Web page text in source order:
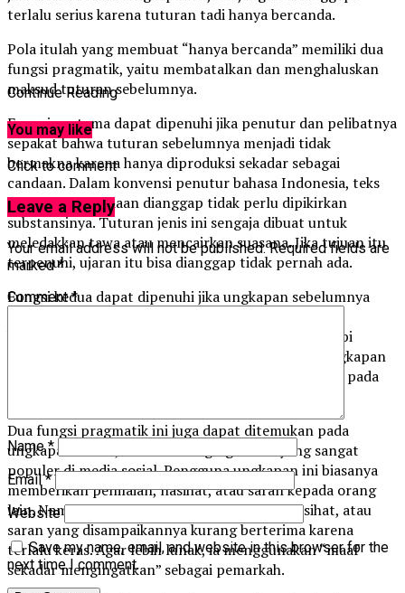
terlalu serius karena tuturan tadi hanya bercanda.
Pola itulah yang membuat “hanya bercanda” memiliki dua
fungsi pragmatik, yaitu membatalkan dan menghaluskan
maksud tuturan sebelumnya.
Fungsi pertama dapat dipenuhi jika penutur dan pelibatnya
sepakat bahwa tuturan sebelumnya menjadi tidak
bermakna karena hanya diproduksi sekadar sebagai
candaan. Dalam konvensi penutur bahasa Indonesia, teks
tampaknya candaan dianggap tidak perlu dipikirkan
substansinya. Tuturan jenis ini sengaja dibuat untuk
meledakkan tawa atau mencairkan suasana. Jika tujuan itu
terpenuhi, ujaran itu bisa dianggap tidak pernah ada.
Fungsi kedua dapat dipenuhi jika ungkapan sebelumnya
bercanda” agar tuturan sebelumnya tidak ditanggapi
terlalu serius oleh pendengar. Dengan memakai ungkapan
ini daya perintah, pujian, atau makian yang melekat pada
Dua fungsi pragmatik ini juga dapat ditemukan pada
ungkapan “Maaf, sekadar mengingatkan” yang sangat
populer di media sosial. Pengguna ungkapan ini biasanya
memberikan penilaian, nasihat, atau saran kepada orang
lain. Namun pengguna khawatir penilaian, nasihat, atau
saran yang disampaikannya kurang berterima karena
terlalu keras. Agar lebih lunak, ia menggunakan “maaf
sekadar mengingatkan” sebagai pemarkah.
Continue Reading
You may like
Click to comment
Leave a Reply
Your email address will not be published. Required fields are
marked*
Comment*
Name*
Email*
Website
Save my name, email, and website in this browser for the
next time I comment.